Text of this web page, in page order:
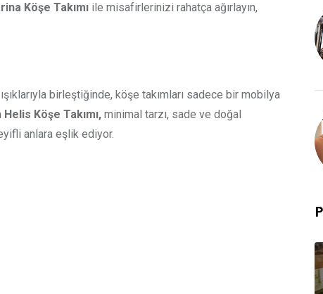
Köşe Takımı ile misafirlerinizi rahatça ağırlayın,
birleştiğinde, köşe takımları sadece bir mobilya
Helis Köşe Takımı, minimal tarzı, sade ve doğal
anlara eşlik ediyor.